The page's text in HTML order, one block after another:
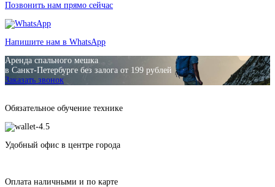
Позвонить нам прямо сейчас
Напишите нам в WhatsApp
Аренда спального мешка
в Санкт-Петербурге без залога от 199 рублей
Заказать звонок
Обязательное обучение технике
Удобный офис в центре города
Оплата наличными и по карте